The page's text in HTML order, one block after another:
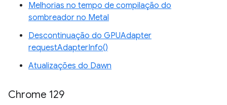
Melhorias no tempo de compilação do
sombreador no Metal
Descontinuação do GPUAdapter
requestAdapterInfo()
Atualizações do Dawn
Chrome 129